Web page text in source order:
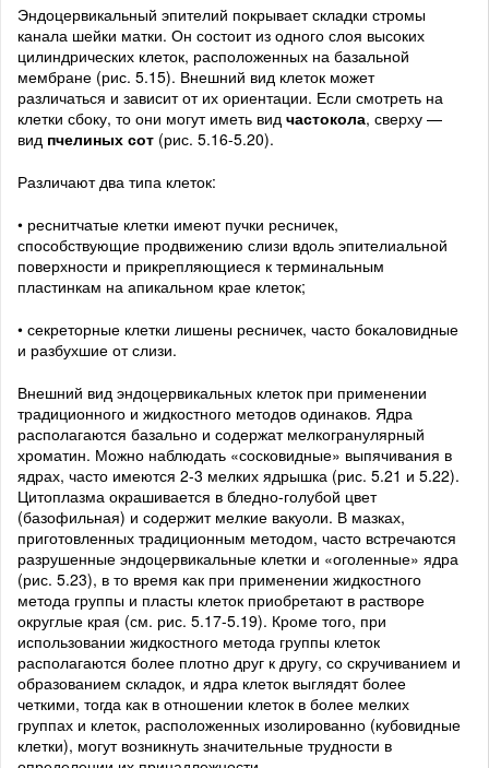
Эндоцервикальный эпителий покрывает складки стромы
канала шейки матки. Он состоит из одного слоя высоких
цилиндрических клеток, расположенных на базальной
мембране (рис. 5.15). Внешний вид клеток может
различаться и зависит от их ориентации. Если смотреть на
клетки сбоку, то они могут иметь вид частокола, сверху —
вид пчелиных сот (рис. 5.16-5.20).
Различают два типа клеток:
• реснитчатые клетки имеют пучки ресничек,
способствующие продвижению слизи вдоль эпителиальной
поверхности и прикрепляющиеся к терминальным
пластинкам на апикальном крае клеток;
• секреторные клетки лишены ресничек, часто бокаловидные
и разбухшие от слизи.
Внешний вид эндоцервикальных клеток при применении
традиционного и жидкостного методов одинаков. Ядра
располагаются базально и содержат мелкогранулярный
хроматин. Можно наблюдать «сосковидные» выпячивания в
ядрах, часто имеются 2-3 мелких ядрышка (рис. 5.21 и 5.22).
Цитоплазма окрашивается в бледно-голубой цвет
(базофильная) и содержит мелкие вакуоли. В мазках,
приготовленных традиционным методом, часто встречаются
разрушенные эндоцервикальные клетки и «оголенные» ядра
(рис. 5.23), в то время как при применении жидкостного
метода группы и пласты клеток приобретают в растворе
округлые края (см. рис. 5.17-5.19). Кроме того, при
использовании жидкостного метода группы клеток
располагаются более плотно друг к другу, со скручиванием и
образованием складок, и ядра клеток выглядят более
четкими, тогда как в отношении клеток в более мелких
группах и клеток, расположенных изолированно (кубовидные
клетки), могут возникнуть значительные трудности в